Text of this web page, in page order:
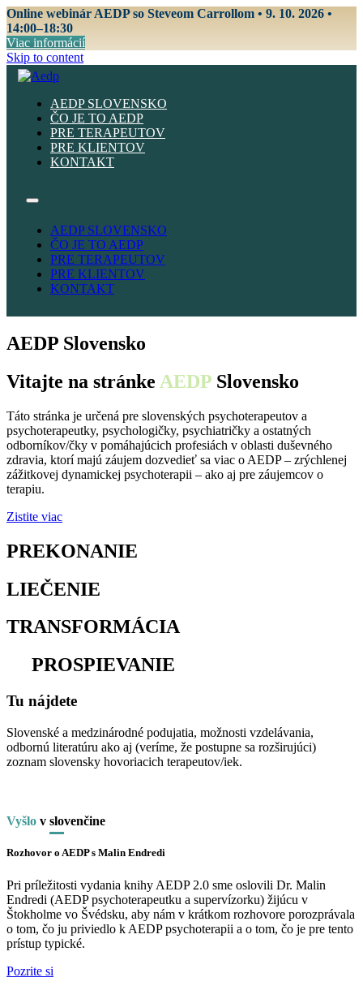
Online webinár AEDP so Steveom Carrollom • 9. 10. 2026 •
14:00–18:30
Viac informácií
Skip to content
AEDP SLOVENSKO
ČO JE TO AEDP
PRE TERAPEUTOV
PRE KLIENTOV
KONTAKT
AEDP SLOVENSKO
ČO JE TO AEDP
PRE TERAPEUTOV
PRE KLIENTOV
KONTAKT
AEDP Slovensko
Vitajte na stránke AEDP Slovensko
Táto stránka je určená pre slovenských psychoterapeutov a
psychoterapeutky, psychologičky, psychiatričky a ostatných
odborníkov/čky v pomáhajúcich profesiách v oblasti duševného
zdravia, ktorí majú záujem dozvedieť sa viac o AEDP – zrýchlenej
zážitkovej dynamickej psychoterapii – ako aj pre záujemcov o
terapiu.
Zistite viac
PREKONANIE
LIEČENIE
TRANSFORMÁCIA
PROSPIEVANIE
Tu nájdete
Slovenské a medzinárodné podujatia, možnosti vzdelávania,
odbornú literatúru ako aj (veríme, že postupne sa rozširujúci)
zoznam slovensky hovoriacich terapeutov/iek.
Vyšlo v slovenčine
Rozhovor o AEDP s Malin Endredi
Pri príležitosti vydania knihy AEDP 2.0 sme oslovili Dr. Malin
Endredi (AEDP psychoterapeutku a supervízorku) žijúcu v
Štokholme vo Švédsku, aby nám v krátkom rozhovore porozprávala
o tom, čo ju priviedlo k AEDP psychoterapii a o tom, čo je pre tento
prístup typické.
Pozrite si